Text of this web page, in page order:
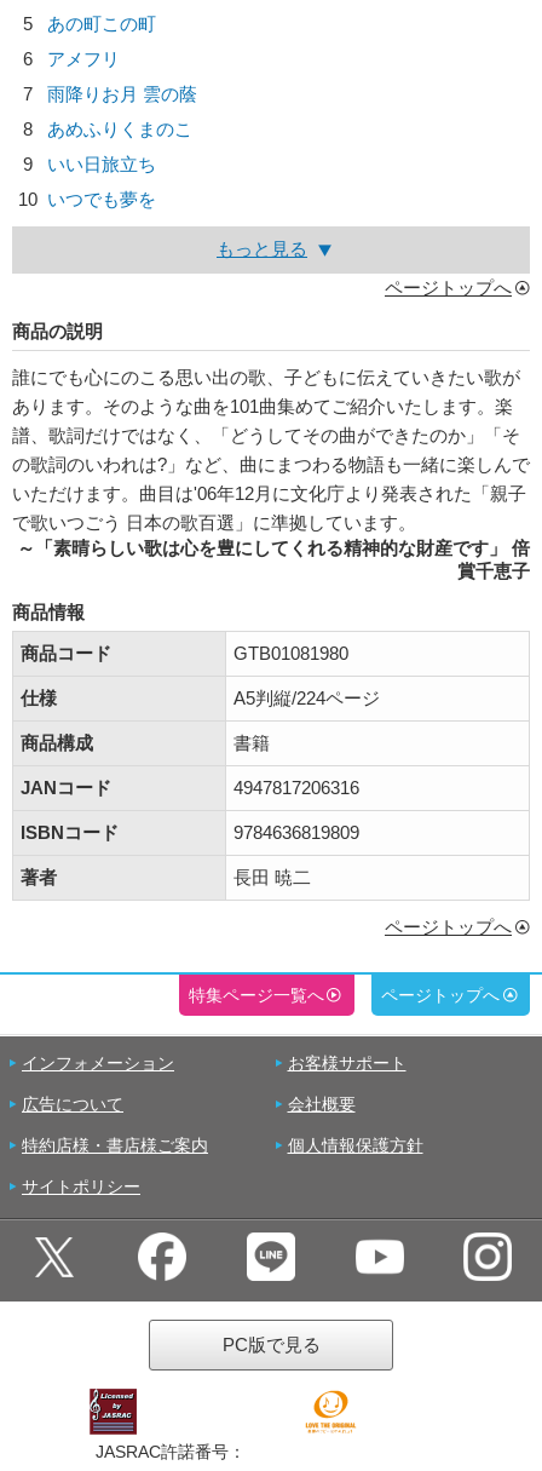
5
あの町この町
6
アメフリ
7
雨降りお月 雲の蔭
8
あめふりくまのこ
9
いい日旅立ち
10 いつでも夢を
もっと見る
ページトップへ
商品の説明
誰にでも心にのこる思い出の歌、子どもに伝えていきたい歌が
あります。そのような曲を101曲集めてご紹介いたします。楽
譜、歌詞だけではなく、「どうしてその曲ができたのか」「そ
の歌詞のいわれは?」など、曲にまつわる物語も一緒に楽しんで
いただけます。曲目は'06年12月に文化庁より発表された「親子
で歌いつごう 日本の歌百選」に準拠しています。
～「素晴らしい歌は心を豊にしてくれる精神的な財産です」 倍
賞千恵子
商品情報
商品コード
GTB01081980
仕様 A5判縦/224ページ
商品構成 書籍
JANコード 4947817206316
ISBNコード 9784636819809
著者 長田 暁二
ページトップへ
特集ページ一覧へ ページトップへ
インフォメーション お客様サポート
広告について 会社概要
特約店様・書店様ご案内 個人情報保護方針
サイトポリシー
PC版で見る
JASRAC許諾番号：